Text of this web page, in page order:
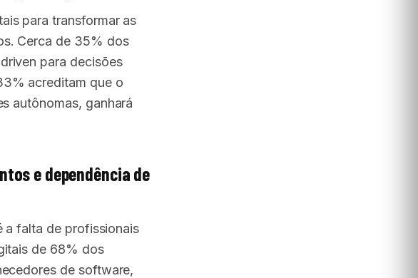
para transformar as
Cerca de 35% dos
para decisões
acreditam que o
autônomas, ganhará
e dependência de
a falta de profissionais
de 68% dos
de software,